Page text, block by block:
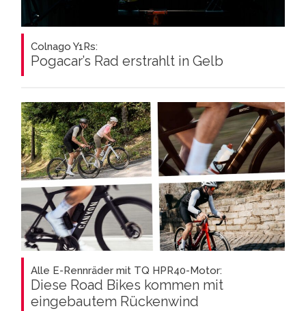
Colnago Y1Rs:
Pogacar’s Rad erstrahlt in Gelb
Alle E-Rennräder mit TQ HPR40-Motor:
Diese Road Bikes kommen mit
eingebautem Rückenwind